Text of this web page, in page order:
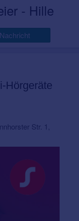
- Hille
Nachricht
Hörgeräte
Str. 1,